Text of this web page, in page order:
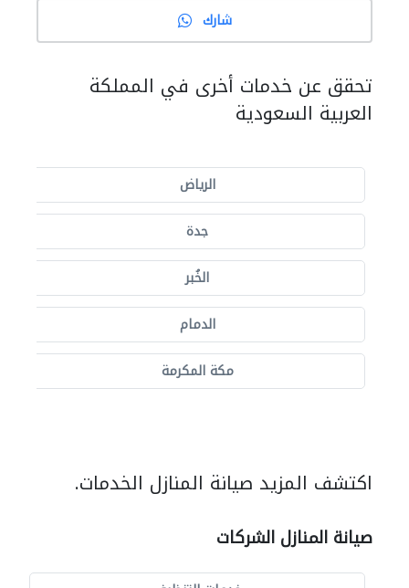
شارك
تحقق عن خدمات أخرى في المملكة
العربية السعودية
الرياض
جدة
الخُبر
الدمام
مكة المكرمة
اكتشف المزيد صيانة المنازل الخدمات.
صيانة المنازل الشركات